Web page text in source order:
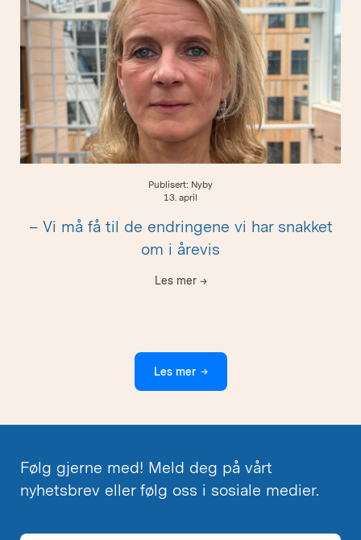
Publisert: Nyby
13. april
– Vi må få til de endringene vi har snakket
om i årevis
Les mer →
Les mer →
Følg gjerne med! Meld deg på vårt
nyhetsbrev eller følg oss i sosiale medier.